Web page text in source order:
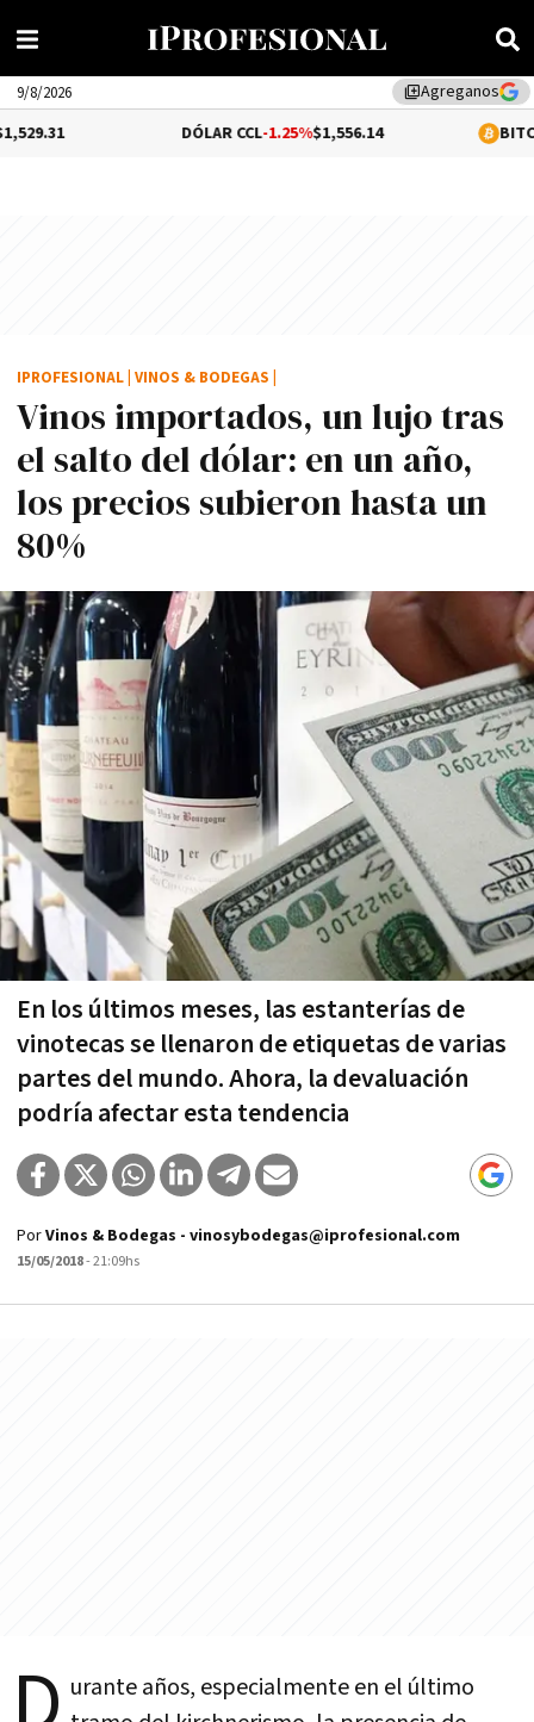
library_addAgreganos
9/8/2026
-1.25%$1,556.14 0.4%
Vinos importados, un lujo tras
el salto del dólar: en un año,
los precios subieron hasta un
80%
En los últimos meses, las estanterías de
vinotecas se llenaron de etiquetas de varias
partes del mundo. Ahora, la devaluación
podría afectar esta tendencia
IPROFESIONAL VINOS & BODEGAS
PorVinos & Bodegas - vinosybodegas@iprofesional.com
15/05/2018- 21:09hs
urante años, especialmente en el último